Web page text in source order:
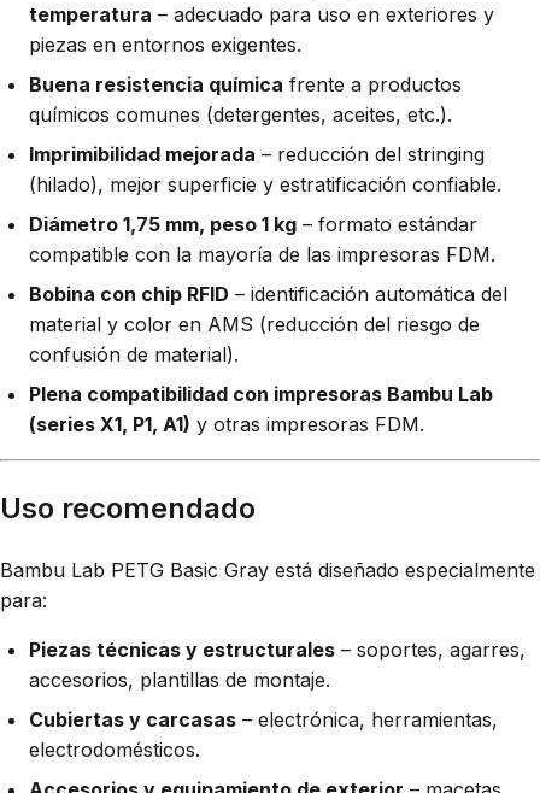
temperatura – adecuado para uso en exteriores y
piezas en entornos exigentes.
Buena resistencia química frente a productos
químicos comunes (detergentes, aceites, etc.).
Imprimibilidad mejorada – reducción del stringing
(hilado), mejor superficie y estratificación confiable.
Diámetro 1,75 mm, peso 1 kg – formato estándar
compatible con la mayoría de las impresoras FDM.
Bobina con chip RFID – identificación automática del
material y color en AMS (reducción del riesgo de
confusión de material).
Plena compatibilidad con impresoras Bambu Lab
(series X1, P1, A1) y otras impresoras FDM.
Uso recomendado
Bambu Lab PETG Basic Gray está diseñado especialmente
para:
Piezas técnicas y estructurales – soportes, agarres,
accesorios, plantillas de montaje.
Cubiertas y carcasas – electrónica, herramientas,
electrodomésticos.